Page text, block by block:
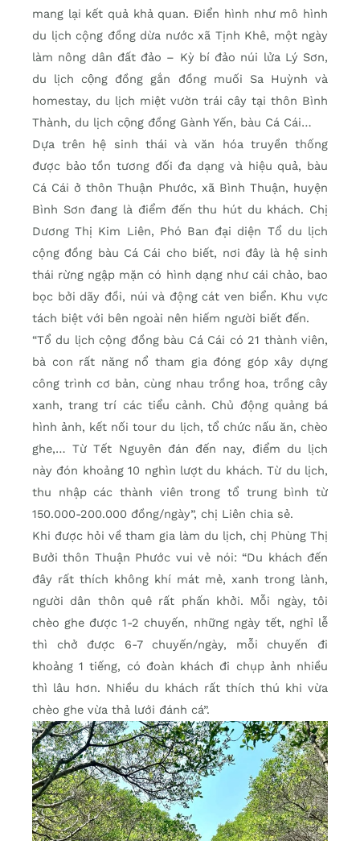
mang lại kết quả khả quan. Điển hình như mô hình
du lịch cộng đồng dừa nước xã Tịnh Khê, một ngày
làm nông dân đất đảo – Kỳ bí đảo núi lửa Lý Sơn,
du lịch cộng đồng gắn đồng muối Sa Huỳnh và
homestay, du lịch miệt vườn trái cây tại thôn Bình
Thành, du lịch cộng đồng Gành Yến, bàu Cá Cái…
Dựa trên hệ sinh thái và văn hóa truyền thống
được bảo tồn tương đối đa dạng và hiệu quả, bàu
Cá Cái ở thôn Thuận Phước, xã Bình Thuận, huyện
Bình Sơn đang là điểm đến thu hút du khách. Chị
Dương Thị Kim Liên, Phó Ban đại diện Tổ du lịch
cộng đồng bàu Cá Cái cho biết, nơi đây là hệ sinh
thái rừng ngập mặn có hình dạng như cái chảo, bao
bọc bởi dãy đồi, núi và động cát ven biển. Khu vực
tách biệt với bên ngoài nên hiếm người biết đến.
“Tổ du lịch cộng đồng bàu Cá Cái có 21 thành viên,
bà con rất năng nổ tham gia đóng góp xây dựng
công trình cơ bản, cùng nhau trồng hoa, trồng cây
xanh, trang trí các tiểu cảnh. Chủ động quảng bá
hình ảnh, kết nối tour du lịch, tổ chức nấu ăn, chèo
ghe,… Từ Tết Nguyên đán đến nay, điểm du lịch
này đón khoảng 10 nghìn lượt du khách. Từ du lịch,
thu nhập các thành viên trong tổ trung bình từ
150.000-200.000 đồng/ngày”, chị Liên chia sẻ.
Khi được hỏi về tham gia làm du lịch, chị Phùng Thị
Bưởi thôn Thuận Phước vui vẻ nói: “Du khách đến
đây rất thích không khí mát mẻ, xanh trong lành,
người dân thôn quê rất phấn khởi. Mỗi ngày, tôi
chèo ghe được 1-2 chuyến, những ngày tết, nghỉ lễ
thì chở được 6-7 chuyến/ngày, mỗi chuyến đi
khoảng 1 tiếng, có đoàn khách đi chụp ảnh nhiều
thì lâu hơn. Nhiều du khách rất thích thú khi vừa
chèo ghe vừa thả lưới đánh cá”.